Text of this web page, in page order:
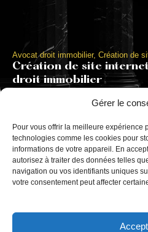
Gérer le
Pour vous offrir la meilleure expérience
technologies comme les cookies pour
informations de votre appareil. En
autorisez à traiter des données telles
navigation ou vos identifiants uniques
votre consentement peut affecter
Avocat droit immobilier, Création de
Création de site
droit immobilier
Agence de communication